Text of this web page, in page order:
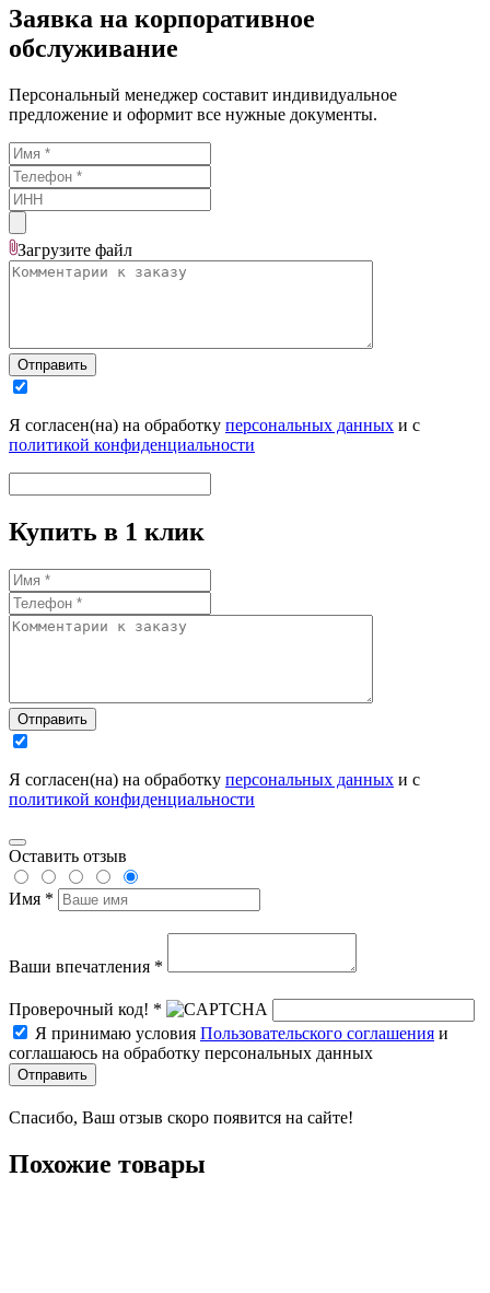
Заявка на корпоративное
обслуживание
Персональный менеджер составит индивидуальное
предложение и оформит все нужные документы.
Загрузите файл
Отправить
Я согласен(на) на обработку персональных данных и с
политикой конфиденциальности
Купить в 1 клик
Отправить
Я согласен(на) на обработку персональных данных и с
политикой конфиденциальности
Оставить отзыв
Имя *
Ваши впечатления *
Проверочный код! *
Я принимаю условия Пользовательского соглашения и
соглашаюсь на обработку персональных данных
Отправить
Спасибо, Ваш отзыв скоро появится на сайте!
Похожие товары